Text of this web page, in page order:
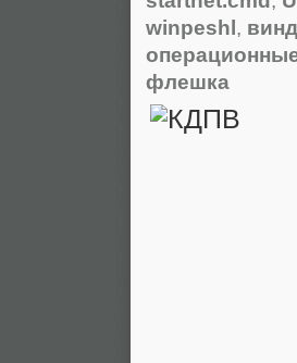
winpeshl,
флешка